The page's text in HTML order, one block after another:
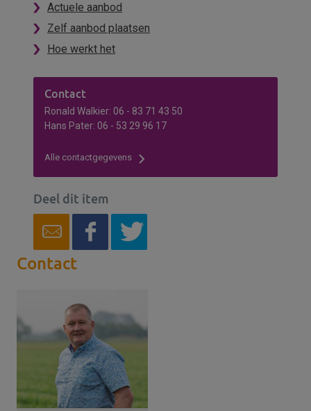
Actuele aanbod
Zelf aanbod plaatsen
Hoe werkt het
Contact
Ronald Walkier: 06 - 83 71 43 50
Hans Pater: 06 - 53 29 96 17
Alle contactgegevens
Deel dit item
Contact